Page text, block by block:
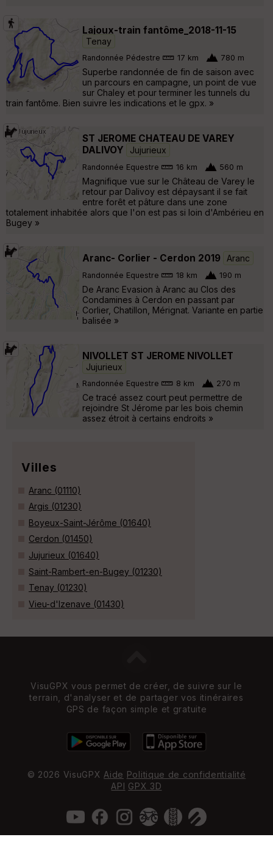
Lajoux-train fantôme_2018-11-15
Tenay
Randonnée Pédestre 17 km 780 m
Superbe randonnée de fin de saison avec
un parcours en campagne, un point de vue
sur Chaley et pour terminer les tunnels du
train fantôme. Bien suivre les indications et le gpx. »
ST JEROME CHATEAU DE VAREY
DALIVOY
Jujurieux
Randonnée Equestre 16 km 560 m
Magnifique vue sur le Château de Varey le
retour par Dalivoy est dépaysant il se fait
entre forêt et pâture dans une zone
totalement inhabitée alors que l'on est pas si loin d'Ambérieu en
Bugey »
Aranc- Corlier - Cerdon 2019 Aranc
Randonnée Equestre 18 km 190 m
De Aranc Evasion à Aranc au Clos des
Condamines à Cerdon en passant par
Corlier, Chatillon, Mérignat. Variante en partie
balisée »
NIVOLLET ST JEROME NIVOLLET
Jujurieux
Randonnée Equestre 8 km 270 m
Ce tracé assez court peut permettre de
rejoindre St Jérome par les bois chemin
assez étroit à certains endroits »
Villes
Aranc (01110)
Argis (01230)
Boyeux-Saint-Jérôme (01640)
Cerdon (01450)
Jujurieux (01640)
Saint-Rambert-en-Bugey (01230)
Tenay (01230)
Vieu-d'Izenave (01430)
VisuGPX vous permet de créer, de suivre sur le
terrain, d'analyser et de partager vos itinéraires
GPS de façon simple et gratuite
© 2026 VisuGPX Aide Politique de confidentialité
API GPX 3D